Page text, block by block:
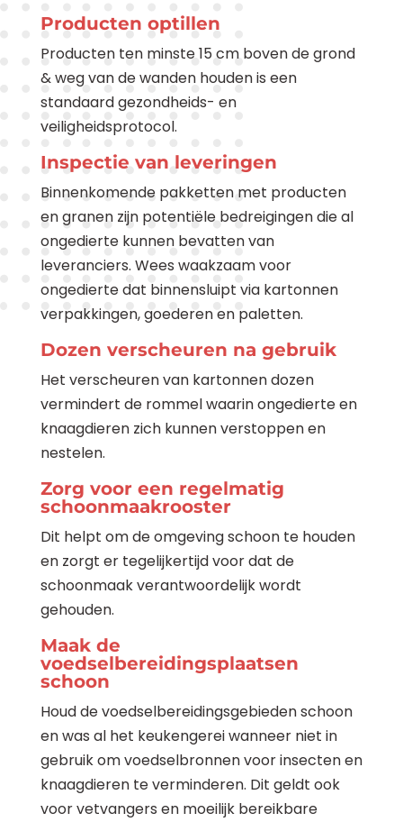
Producten optillen
Producten ten minste 15 cm boven de grond
& weg van de wanden houden is een
standaard gezondheids- en
veiligheidsprotocol.
Inspectie van leveringen
Binnenkomende pakketten met producten
en granen zijn potentiële bedreigingen die al
ongedierte kunnen bevatten van
leveranciers. Wees waakzaam voor
ongedierte dat binnensluipt via kartonnen
verpakkingen, goederen en paletten.
Dozen verscheuren na gebruik
Het verscheuren van kartonnen dozen
vermindert de rommel waarin ongedierte en
knaagdieren zich kunnen verstoppen en
nestelen.
Zorg voor een regelmatig
schoonmaakrooster
Dit helpt om de omgeving schoon te houden
en zorgt er tegelijkertijd voor dat de
schoonmaak verantwoordelijk wordt
gehouden.
Maak de
voedselbereidingsplaatsen
schoon
Houd de voedselbereidingsgebieden schoon
en was al het keukengerei wanneer niet in
gebruik om voedselbronnen voor insecten en
knaagdieren te verminderen. Dit geldt ook
voor vetvangers en moeilijk bereikbare